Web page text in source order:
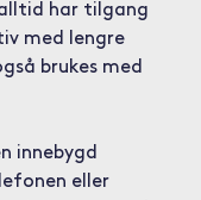
har tilgang
med lengre
brukes med
innebygd
eller